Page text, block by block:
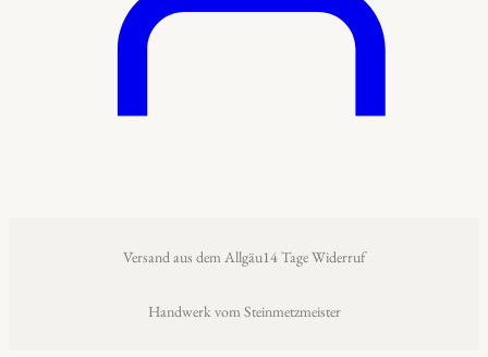
Versand aus dem Allgäu14 Tage Widerruf
Handwerk vom Steinmetzmeister